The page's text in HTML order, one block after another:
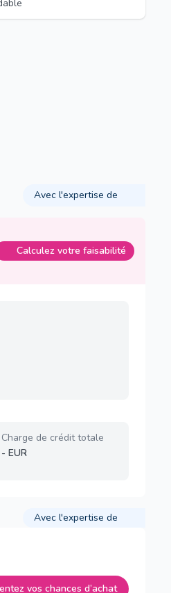
Avec l'expertise de
Calculez votre faisabilité
Charge de crédit totale
- EUR
Avec l'expertise de
vos chances d’achat